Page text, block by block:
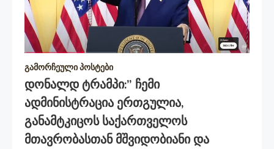
გამორჩეული პოსტები
Დონალდ Ტრამპი:” Ჩემი
Ადმინისტრაცია Ერთგულია,
Განამტკიცოს Საქართველოს
Მთავრობასთან Მშვიდობიანი Და